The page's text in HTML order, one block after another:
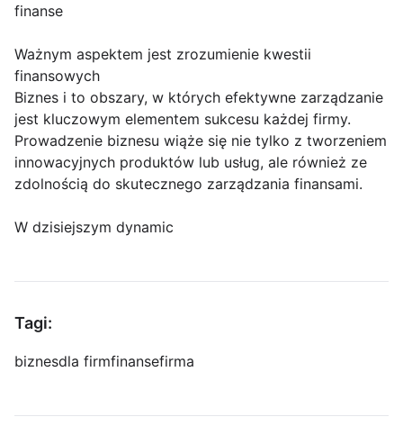
finanse
Ważnym aspektem jest zrozumienie kwestii
finansowych
Biznes i to obszary, w których efektywne zarządzanie
jest kluczowym elementem sukcesu każdej firmy.
Prowadzenie biznesu wiąże się nie tylko z tworzeniem
innowacyjnych produktów lub usług, ale również ze
zdolnością do skutecznego zarządzania finansami.
W dzisiejszym dynamic
Tagi:
biznesdla firmfinansefirma